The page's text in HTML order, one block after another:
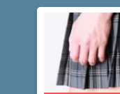
このペー […]